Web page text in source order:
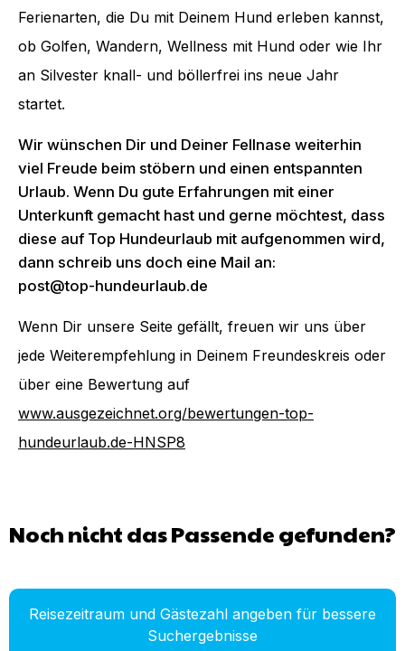
Ferienarten, die Du mit Deinem Hund erleben kannst,
ob Golfen, Wandern, Wellness mit Hund oder wie Ihr
an Silvester knall- und böllerfrei ins neue Jahr
startet.
Wir wünschen Dir und Deiner Fellnase weiterhin
viel Freude beim stöbern und einen entspannten
Urlaub. Wenn Du gute Erfahrungen mit einer
Unterkunft gemacht hast und gerne möchtest, dass
diese auf Top Hundeurlaub mit aufgenommen wird,
dann schreib uns doch eine Mail an:
post@top-hundeurlaub.de
Wenn Dir unsere Seite gefällt, freuen wir uns über
jede Weiterempfehlung in Deinem Freundeskreis oder
über eine Bewertung auf
www.ausgezeichnet.org/bewertungen-top-
hundeurlaub.de-HNSP8
Noch nicht das Passende gefunden?
Reisezeitraum und Gästezahl angeben für bessere
Suchergebnisse